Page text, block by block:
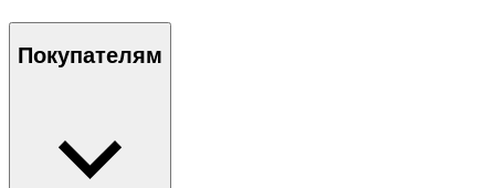
Покупателям